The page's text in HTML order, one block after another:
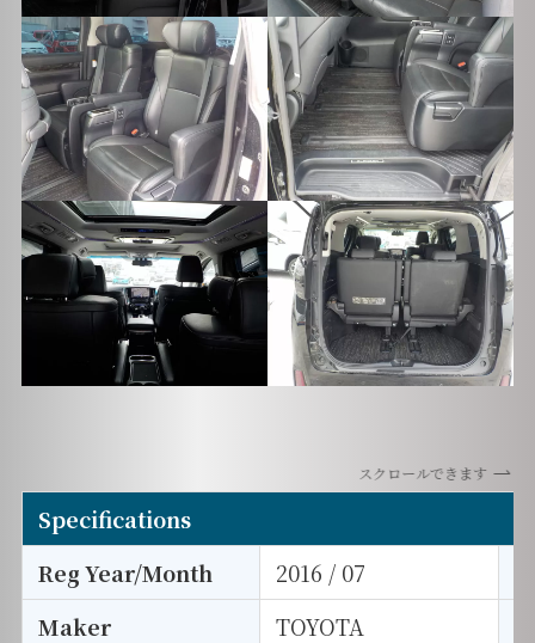
スクロールできます
Specifications
Reg Year/Month
2016 / 07
Maker
TOYOTA